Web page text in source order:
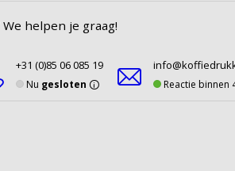
We helpen je graag!
+31 (0)85 06 085 19
Nu gesloten Reactie binnen